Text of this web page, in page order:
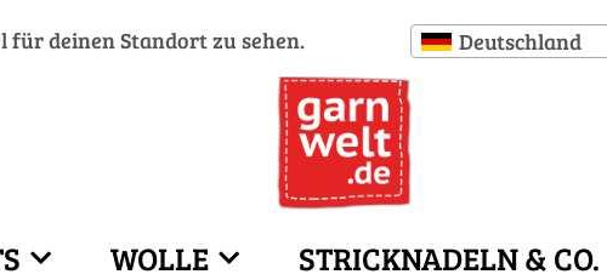
für deinen Standort zu sehen. Deutschland
WOLLE STRICKNADELN & CO.